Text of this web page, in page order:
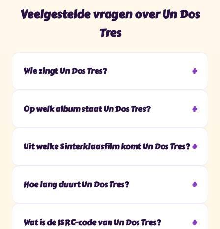
Veelgestelde vragen over Un Dos
Tres
Wie zingt Un Dos Tres?
Op welk album staat Un Dos Tres?
Uit welke Sinterklaasfilm komt Un Dos Tres?
Hoe lang duurt Un Dos Tres?
Wat is de ISRC-code van Un Dos Tres?